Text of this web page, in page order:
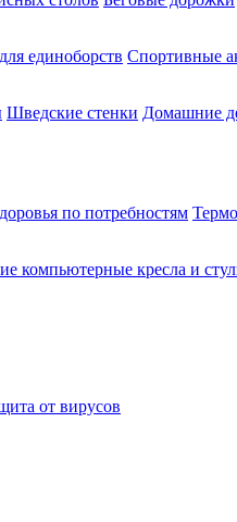
единоборств Спортивные
Шведские стенки Домашние
по потребностям
компьютерные кресла и
от вирусов